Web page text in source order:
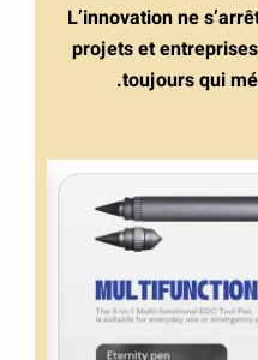
L’innovation ne
projets et
toujours qui